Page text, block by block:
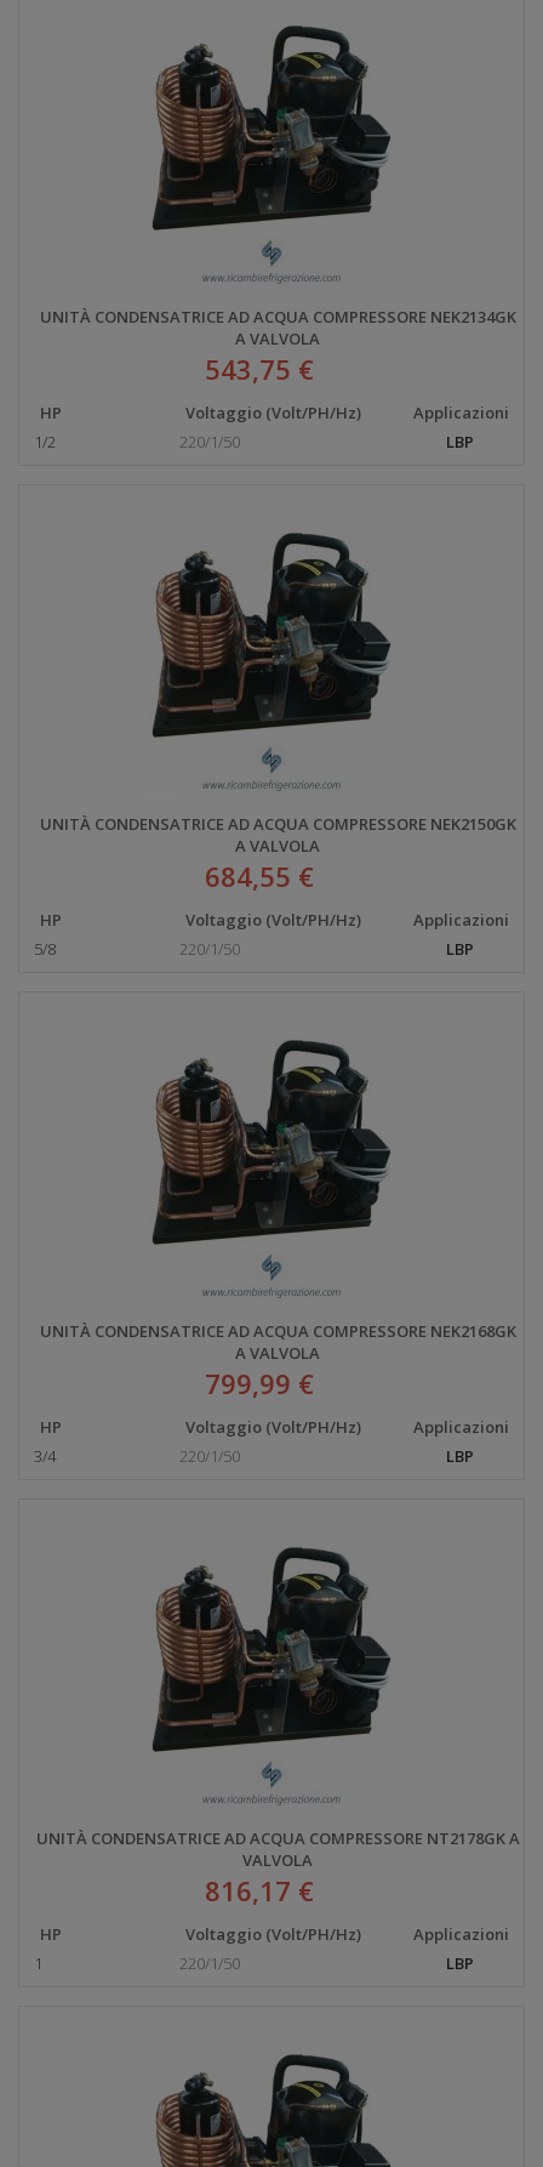
UNITÀ CONDENSATRICE AD ACQUA COMPRESSORE NEK2134GK
A VALVOLA
543,75 €
HP Voltaggio (Volt/PH/Hz)
Applicazioni
1/2
220/1/50 LBP
UNITÀ CONDENSATRICE AD ACQUA COMPRESSORE NEK2150GK
A VALVOLA
684,55 €
HP Voltaggio (Volt/PH/Hz)
Applicazioni
5/8
220/1/50 LBP
UNITÀ CONDENSATRICE AD ACQUA COMPRESSORE NEK2168GK
A VALVOLA
799,99 €
HP Voltaggio (Volt/PH/Hz)
Applicazioni
3/4
220/1/50 LBP
UNITÀ CONDENSATRICE AD ACQUA COMPRESSORE NT2178GK A
VALVOLA
816,17 €
HP Voltaggio (Volt/PH/Hz)
Applicazioni
1
220/1/50 LBP